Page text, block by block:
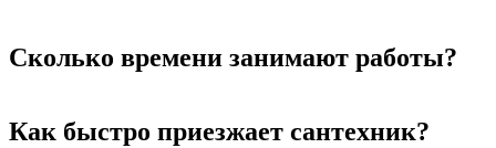
Сколько времени занимают работы?
Как быстро приезжает сантехник?